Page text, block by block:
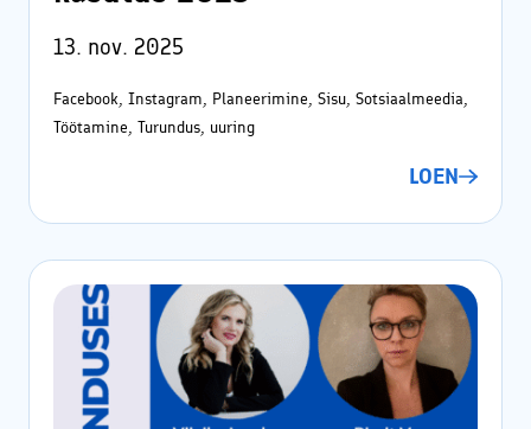
13. nov. 2025
Facebook, Instagram, Planeerimine, Sisu, Sotsiaalmeedia,
Töötamine, Turundus, uuring
LOEN